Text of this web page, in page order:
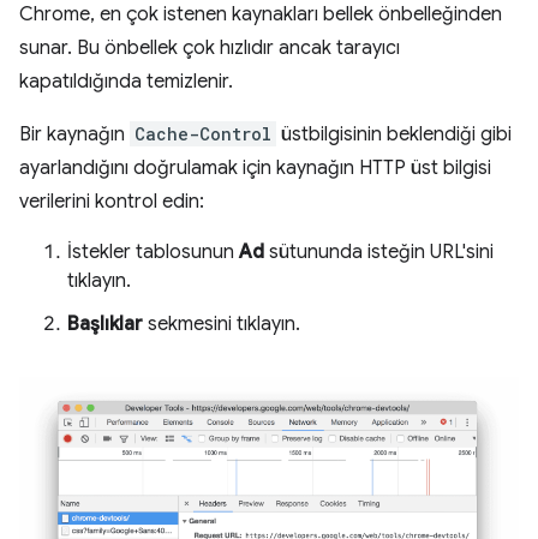
Chrome, en çok istenen kaynakları bellek önbelleğinden
sunar. Bu önbellek çok hızlıdır ancak tarayıcı
kapatıldığında temizlenir.
Bir kaynağın Cache-Control üstbilgisinin beklendiği gibi
ayarlandığını doğrulamak için kaynağın HTTP üst bilgisi
verilerini kontrol edin:
İstekler tablosununAd sütununda isteğin URL'sini
tıklayın.
Başlıklar sekmesini tıklayın.